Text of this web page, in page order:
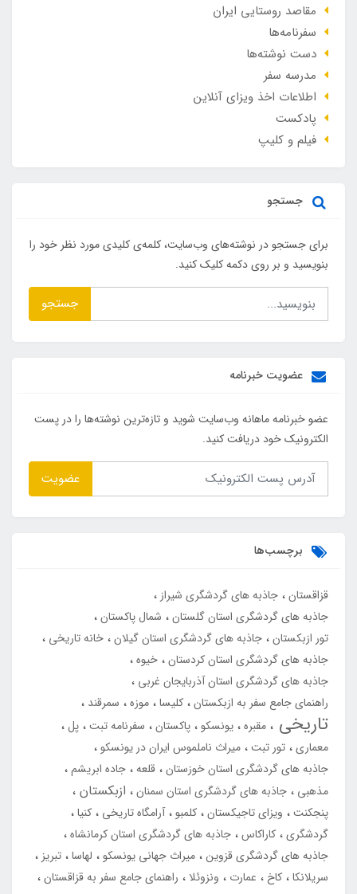
مقاصد روستایی ایران
سفرنامه‌ها
دست نوشته‌ها
مدرسه سفر
اطلاعات اخذ ویزای آنلاین
پادکست
فیلم و کلیپ
جستجو
برای جستجو در نوشته‌های وب‌سایت، کلمه‌ی کلیدی مورد نظر خود را
بنویسید و بر روی دکمه کلیک کنید.
جستجو
عضویت خبرنامه
عضو خبرنامه ماهانه وب‌سایت شوید و تازه‌ترین نوشته‌ها را در پست
الکترونیک خود دریافت کنید.
عضویت
برچسب‌ها
قزاقستان جاذبه های گردشگری شیراز
جاذبه های گردشگری استان گلستان
شمال پاکستان
تور ازبکستان جاذبه های گردشگری استان گیلان خانه تاریخی
جاذبه های گردشگری استان کردستان خیوه
جاذبه های گردشگری استان آذربایجان غربی
راهنمای جامع سفر به ازبکستان کلیسا موزه سمرقند
تاریخی مقبره یونسکو پاکستان سفرنامه تبت پل
معماری تور تبت میراث ناملموس ایران در یونسکو
جاذبه های گردشگری استان خوزستان قلعه جاده ابریشم
مذهبی
جاذبه های گردشگری استان سمنان ازبکستان
پنجکنت ویزای تاجیکستان کلمبو آرامگاه تاریخی
کنیا
گردشگری کاراکاس جاذبه های گردشگری استان کرمانشاه
جاذبه های گردشگری قزوین میراث جهانی یونسکو لهاسا تبریز
سریلانکا کاخ عمارت ونزوئلا
راهنمای جامع سفر به قزاقستان